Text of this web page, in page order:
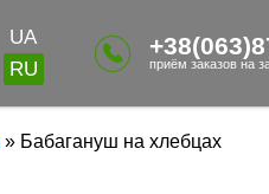
UA
RU
приём заказов на
» Бабагануш на хлебцах